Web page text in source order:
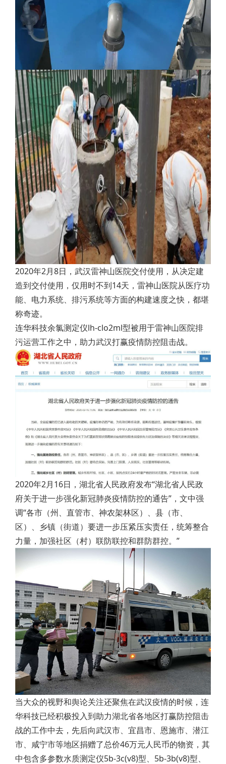
2020年2月8日，武汉雷神山医院交付使用，从决定建
造到交付使用，仅用时不到14天，雷神山医院从医疗功
能、电力系统、排污系统等方面的构建速度之快，都堪
称奇迹。
连华科技余氯测定仪lh-clo2ml型被用于雷神山医院排
污运营工作之中，助力武汉打赢疫情防控阻击战。
2020年2月16日，湖北省人民政府发布“湖北省人民政
府关于进一步强化新冠肺炎疫情防控的通告”，文中强
调“各市（州、直管市、神农架林区）、县（市、
区）、乡镇（街道）要进一步压紧压实责任，统筹整合
力量，加强社区（村）联防联控和群防群控。”
当大众的视野和舆论关注还聚焦在武汉疫情的时候，连
华科技已经积极投入到助力湖北省各地区打赢防控阻击
战的工作中去，先后向武汉市、宜昌市、恩施市、潜江
市、咸宁市等地区捐赠了总价46万元人民币的物资，其
中包含多参数水质测定仪5b-3c(v8)型、5b-3b(v8)型、